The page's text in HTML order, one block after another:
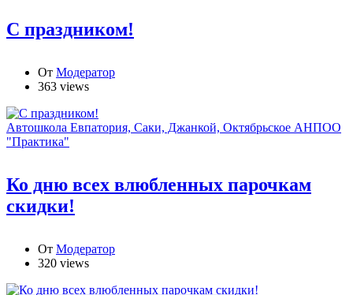
С праздником!
От Модератор
363 views
Автошкола Евпатория, Саки, Джанкой, Октябрьское АНПОО
"Практика"
Ко дню всех влюбленных парочкам
скидки!
От Модератор
320 views